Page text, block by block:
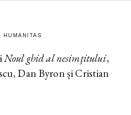
Noul ghid al nesimțitului,
Dan Byron și Cristian